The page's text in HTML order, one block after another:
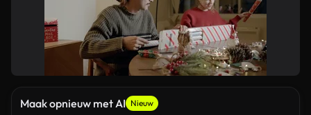
Maak opnieuw met AI Nieuw